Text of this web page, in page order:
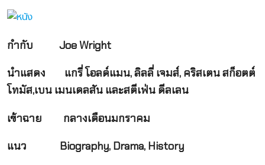
กำกับ
Joe Wright
นำแสดง แกรี่ โอลด์แมน, ลิลลี่ เจมส์, คริสเตน สก็อตต์
โทมัส,เบน เมนเดลสัน และสตีเฟ่น ดีลเลน
เข้าฉาย กลางเดือนมกราคม
แนว Biography, Drama, History